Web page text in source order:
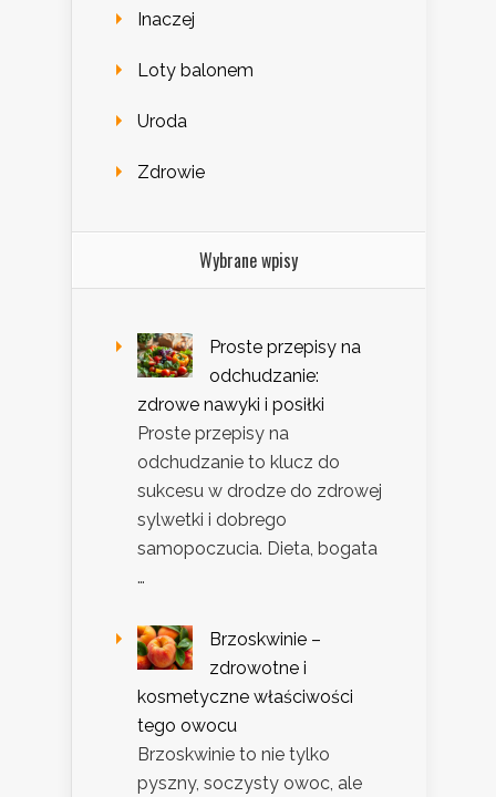
Inaczej
Loty balonem
Uroda
Zdrowie
Wybrane wpisy
Proste przepisy na
odchudzanie:
zdrowe nawyki i posiłki
Proste przepisy na
odchudzanie to klucz do
sukcesu w drodze do zdrowej
sylwetki i dobrego
samopoczucia. Dieta, bogata
…
Brzoskwinie –
zdrowotne i
kosmetyczne właściwości
tego owocu
Brzoskwinie to nie tylko
pyszny, soczysty owoc, ale